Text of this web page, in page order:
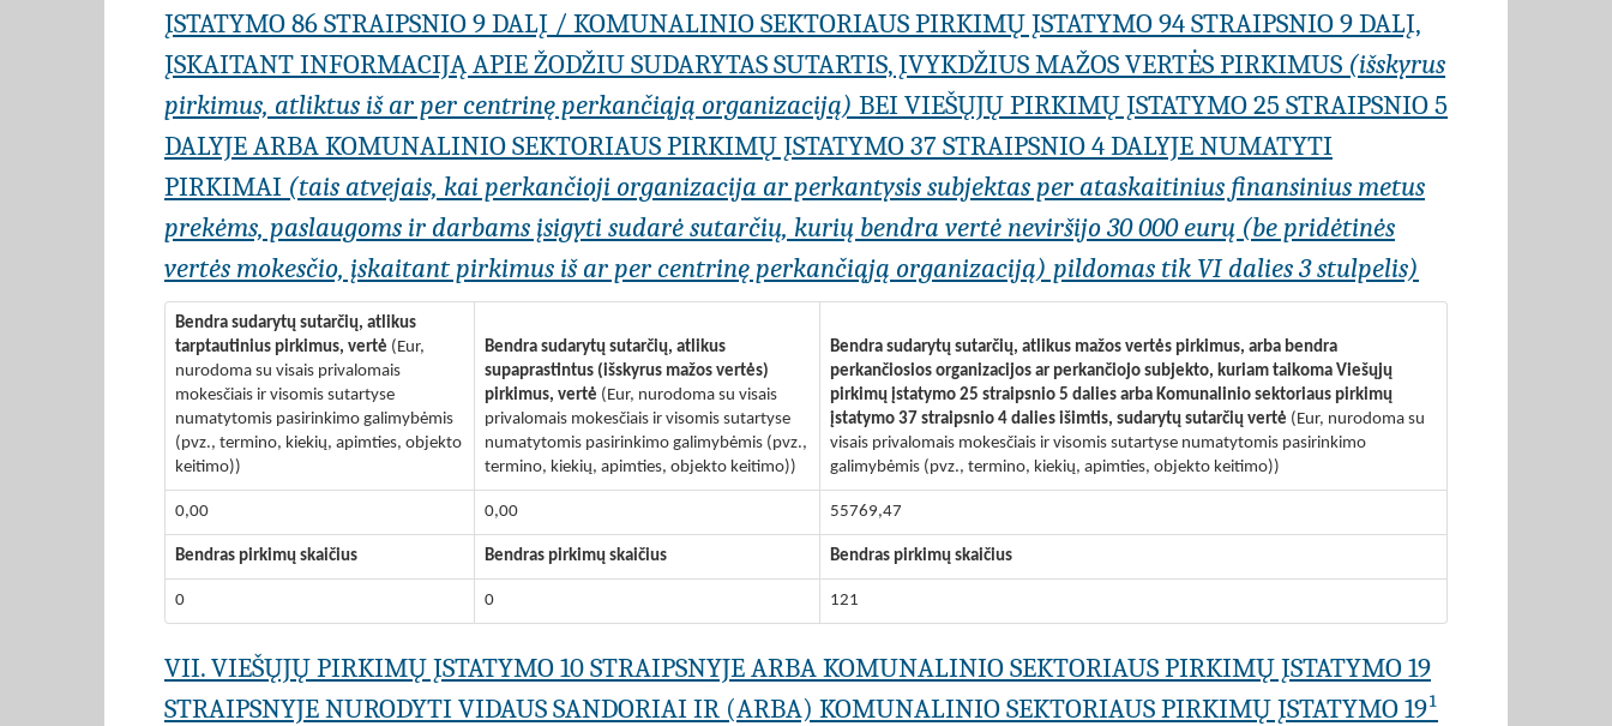
ĮSTATYMO 86 STRAIPSNIO 9 DALĮ / KOMUNALINIO SEKTORIAUS PIRKIMŲ ĮSTATYMO 94 STRAIPSNIO 9 DALĮ,
ĮSKAITANT INFORMACIJĄ APIE ŽODŽIU SUDARYTAS SUTARTIS, ĮVYKDŽIUS MAŽOS VERTĖS PIRKIMUS (išskyrus
pirkimus, atliktus iš ar per centrinę perkančiąją organizaciją) BEI VIEŠŲJŲ PIRKIMŲ ĮSTATYMO 25 STRAIPSNIO 5
DALYJE ARBA KOMUNALINIO SEKTORIAUS PIRKIMŲ ĮSTATYMO 37 STRAIPSNIO 4 DALYJE NUMATYTI
PIRKIMAI (tais atvejais, kai perkančioji organizacija ar perkantysis subjektas per ataskaitinius finansinius metus
prekėms, paslaugoms ir darbams įsigyti sudarė sutarčių, kurių bendra vertė neviršijo 30 000 eurų (be pridėtinės
vertės mokesčio, įskaitant pirkimus iš ar per centrinę perkančiąją organizaciją) pildomas tik VI dalies 3 stulpelis)
Bendra sudarytų sutarčių, atlikus
tarptautinius pirkimus, vertė (Eur,
nurodoma su visais privalomais
mokesčiais ir visomis sutartyse
numatytomis pasirinkimo galimybėmis
(pvz., termino, kiekių, apimties, objekto
keitimo))
Bendra sudarytų sutarčių, atlikus
supaprastintus (išskyrus mažos vertės)
pirkimus, vertė (Eur, nurodoma su visais
privalomais mokesčiais ir visomis sutartyse
numatytomis pasirinkimo galimybėmis (pvz.,
termino, kiekių, apimties, objekto keitimo))
Bendra sudarytų sutarčių, atlikus mažos vertės pirkimus, arba bendra
perkančiosios organizacijos ar perkančiojo subjekto, kuriam taikoma Viešųjų
pirkimų įstatymo 25 straipsnio 5 dalies arba Komunalinio sektoriaus pirkimų
įstatymo 37 straipsnio 4 dalies išimtis, sudarytų sutarčių vertė (Eur, nurodoma su
visais privalomais mokesčiais ir visomis sutartyse numatytomis pasirinkimo
galimybėmis (pvz., termino, kiekių, apimties, objekto keitimo))
0,00 0,00 55769,47
Bendras pirkimų skaičius Bendras pirkimų skaičius Bendras pirkimų skaičius
0 0 121
VII. VIEŠŲJŲ PIRKIMŲ ĮSTATYMO 10 STRAIPSNYJE ARBA KOMUNALINIO SEKTORIAUS PIRKIMŲ ĮSTATYMO 19
STRAIPSNYJE NURODYTI VIDAUS SANDORIAI IR (ARBA) KOMUNALINIO SEKTORIAUS PIRKIMŲ ĮSTATYMO 19¹